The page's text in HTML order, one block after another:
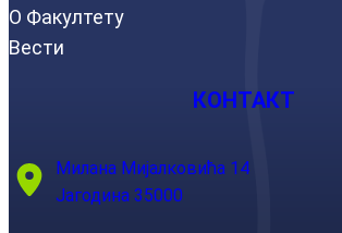
О Факултету
Вести
КОНТАКТ
Милана Мијалковића 14
Јагодина 35000